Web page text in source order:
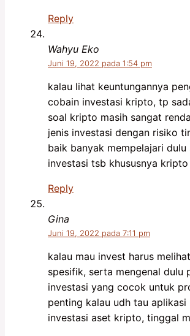
Reply
Wahyu Eko
Juni 19, 2022 pada 1:54 pm
kalau lihat keuntungannya
cobain investasi kripto, tp
soal kripto masih sangat
jenis investasi dengan risiko
baik banyak mempelajari dulu
investasi tsb khususnya kripto
Reply
Gina
Juni 19, 2022 pada 7:11 pm
kalau mau invest harus
spesifik, serta mengenal dulu
investasi yang cocok untuk
penting kalau udh tau aplikasi
investasi aset kripto, tinggal